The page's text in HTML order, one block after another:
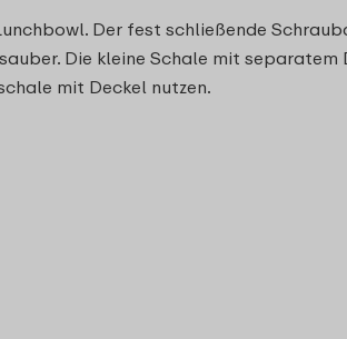
Der fest schließende
Die kleine Schale mit
mit Deckel nutzen.